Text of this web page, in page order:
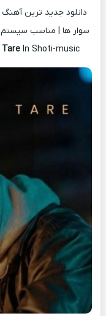
دانلود جدید ترین
سوار ها | مناسب
In Shoti-music